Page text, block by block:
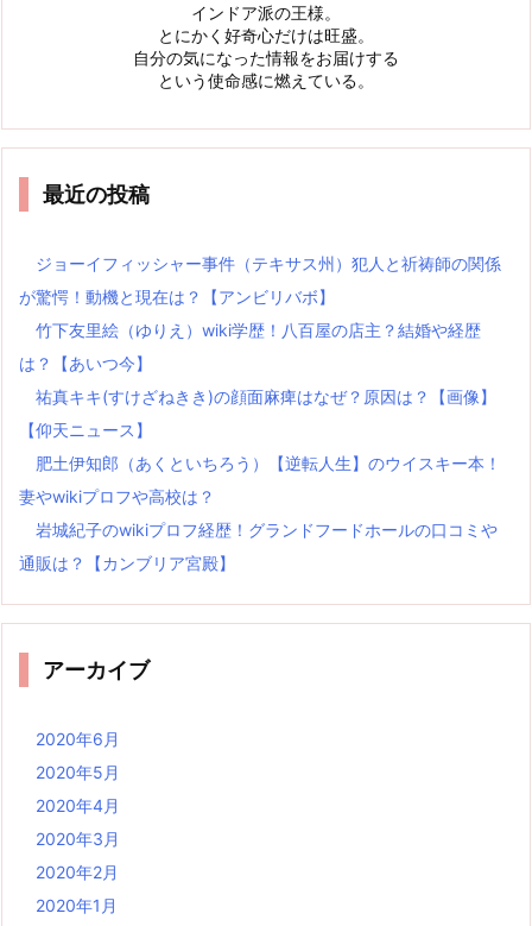
インドア派の王様。
とにかく好奇心だけは旺盛。
自分の気になった情報をお届けする
という使命感に燃えている。
最近の投稿
ジョーイフィッシャー事件（テキサス州）犯人と祈祷師の関係
が驚愕！動機と現在は？【アンビリバボ】
竹下友里絵（ゆりえ）wiki学歴！八百屋の店主？結婚や経歴
は？【あいつ今】
祐真キキ(すけざねきき)の顔面麻痺はなぜ？原因は？【画像】
【仰天ニュース】
肥土伊知郎（あくといちろう）【逆転人生】のウイスキー本！
妻やwikiプロフや高校は？
岩城紀子のwikiプロフ経歴！グランドフードホールの口コミや
通販は？【カンブリア宮殿】
アーカイブ
2020年6月
2020年5月
2020年4月
2020年3月
2020年2月
2020年1月